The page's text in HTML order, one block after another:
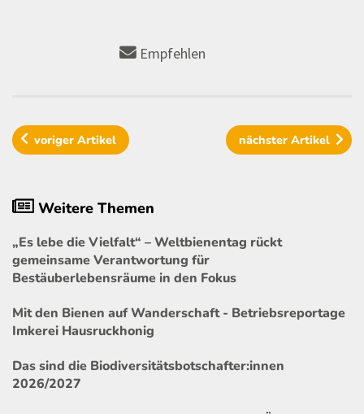
Empfehlen
vorigerArtikel nächster Artikel
Weitere Themen
„Es lebe die Vielfalt“ – Weltbienentag rückt
gemeinsame Verantwortung für
Bestäuberlebensräume in den Fokus
Mit den Bienen auf Wanderschaft - Betriebsreportage
Imkerei Hausruckhonig
Das sind die Biodiversitätsbotschafter:innen
2026/2027